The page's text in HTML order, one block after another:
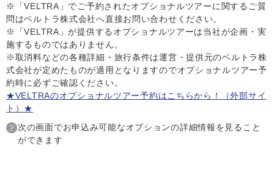
※「VELTRA」でご予約されたオプショナルツアーに関するご質
問はベルトラ株式会社へ直接お問い合わせください。
※「VELTRA」が提供するオプショナルツアーは当社が企画・実
施するものではありません。
※取消料などの各種詳細・旅行条件は運営・提供元のベルトラ株
式会社が定めたものが適用となりますのでオプショナルツアー予
約時に必ずご確認ください。
★VELTRAのオプショナルツアー予約はこちらから！（外部サイ
ト）★
次の画面でお申込み可能なオプションの詳細情報を見ること
ができます